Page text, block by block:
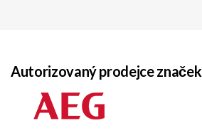
Autorizovaný prodejce značek